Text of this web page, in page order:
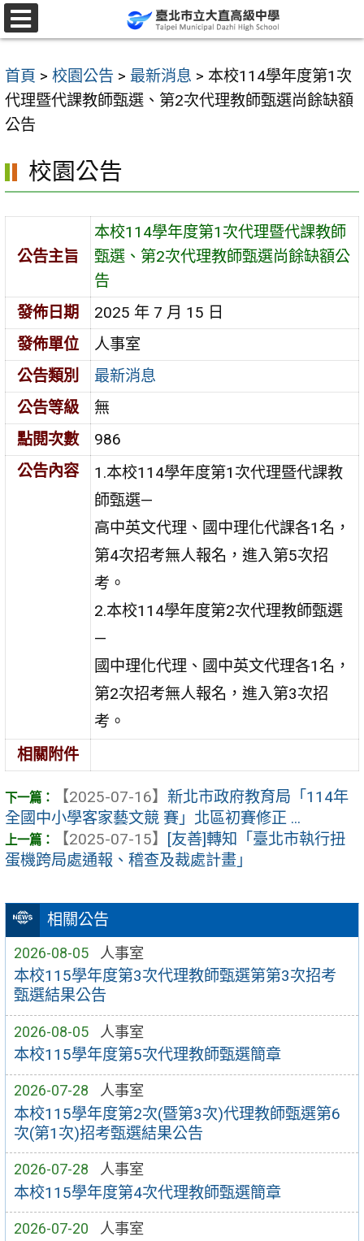
跳
至
要
內
容
首頁 > 校園公告 > 最新消息 > 本校114學年度第1次
代理暨代課教師甄選、第2次代理教師甄選尚餘缺額
公告
相關公告
2026-08-05 人事室
本校115學年度第3次代理教師甄選第第3次招考
甄選結果公告
2026-08-05 人事室
本校115學年度第5次代理教師甄選簡章
2026-07-28 人事室
本校115學年度第2次(暨第3次)代理教師甄選第6
次(第1次)招考甄選結果公告
2026-07-28 人事室
本校115學年度第4次代理教師甄選簡章
2026-07-20 人事室
校園公告
公告主旨
本校114學年度第1次代理暨代課教師
甄選、第2次代理教師甄選尚餘缺額公
告
發佈日期
2025 年 7 月 15 日
發佈單位
人事室
公告類別
最新消息
公告等級
無
點閱次數
986
公告內容
1.本校114學年度第1次代理暨代課教
師甄選—
高中英文代理、國中理化代課各1名，
第4次招考無人報名，進入第5次招
考。
2.本校114學年度第2次代理教師甄選
—
國中理化代理、國中英文代理各1名，
第2次招考無人報名，進入第3次招
考。
相關附件
【2025-07-16】 新北市政府教育局「114年
全國中小學客家藝文競 賽」北區初賽修正 ...
【2025-07-15】 [友善]轉知「臺北市執行扭
蛋機跨局處通報、稽查及裁處計畫」
選
單